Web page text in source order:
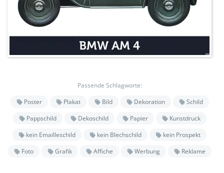
Passende Schlagworte:
Poster
Plakat Bild Dekoration
Schild
Pappschild
Dekoschild Papier
Kunstdruck
kein Emailleschild
kein Blechschild
kein Prospekt
Foto
Grafik Affiche Werbung Reklame